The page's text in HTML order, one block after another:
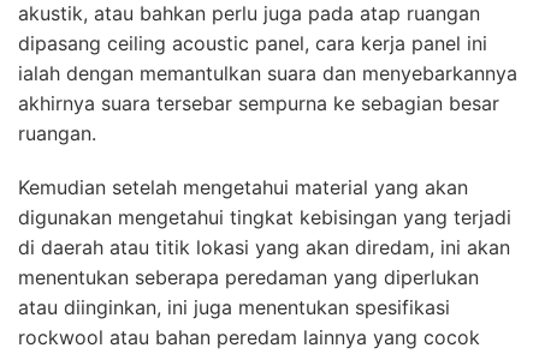
akustik, atau bahkan perlu juga pada atap ruangan
dipasang ceiling acoustic panel, cara kerja panel ini
ialah dengan memantulkan suara dan menyebarkannya
akhirnya suara tersebar sempurna ke sebagian besar
ruangan.
Kemudian setelah mengetahui material yang akan
digunakan mengetahui tingkat kebisingan yang terjadi
di daerah atau titik lokasi yang akan diredam, ini akan
menentukan seberapa peredaman yang diperlukan
atau diinginkan, ini juga menentukan spesifikasi
rockwool atau bahan peredam lainnya yang cocok